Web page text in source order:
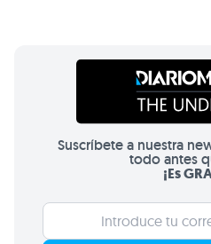
Suscríbete a nuestra
todo antes
¡Es